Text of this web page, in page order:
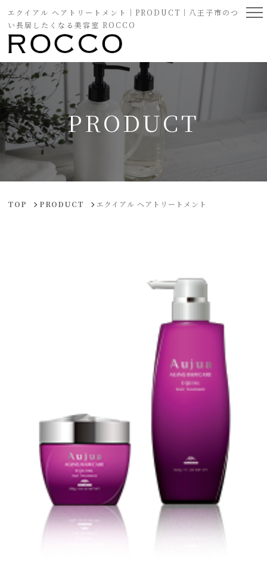
エクイアル ヘアトリートメント｜PRODUCT｜八王子市のつ
い長居したくなる美容室 ROCCO
PRODUCT
TOP PRODUCT エクイアル ヘアトリートメント